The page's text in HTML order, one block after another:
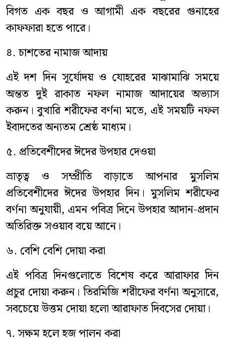
বিগত এক বছর ও আগামী এক বছরের গুনাহের
কাফফারা হতে পারে।
৪. চাশতের নামাজ আদায়
এই দশ দিন সূর্যোদয় ও যোহরের মাঝামাঝি সময়ে
অন্তত দুই রাকাত নফল নামাজ আদায়ের অভ্যাস
করুন। বুখারি শরীফের বর্ণনা মতে, এই সময়টি নফল
ইবাদতের অন্যতম শ্রেষ্ঠ মাধ্যম।
৫. প্রতিবেশীদের ঈদের উপহার দেওয়া
ভ্রাতৃত্ব ও সম্প্রীতি বাড়াতে আপনার মুসলিম
প্রতিবেশীদের ঈদের উপহার দিন। মুসলিম শরীফের
বর্ণনা অনুযায়ী, এমন পবিত্র দিনে উপহার আদান-প্রদান
অতিরিক্ত সওয়াব বয়ে আনে।
৬. বেশি বেশি দোয়া করা
এই পবিত্র দিনগুলোতে বিশেষ করে আরাফার দিন
প্রচুর দোয়া করুন। তিরমিজি শরীফের বর্ণনা অনুসারে,
সবচেয়ে উত্তম দোয়া হলো আরাফাত দিবসের দোয়া।
৭. সক্ষম হলে হজ পালন করা